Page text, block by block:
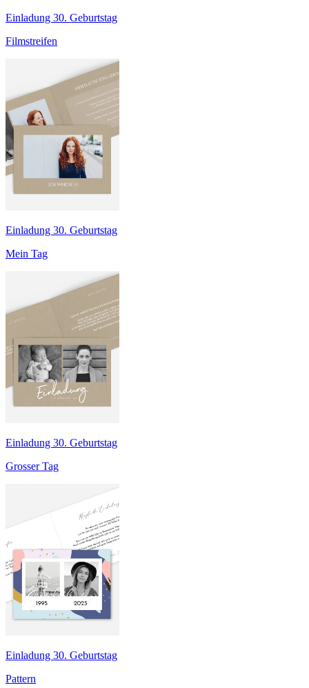
Einladung 30. Geburtstag
Filmstreifen
Einladung 30. Geburtstag
Mein Tag
Einladung 30. Geburtstag
Grosser Tag
Einladung 30. Geburtstag
Pattern